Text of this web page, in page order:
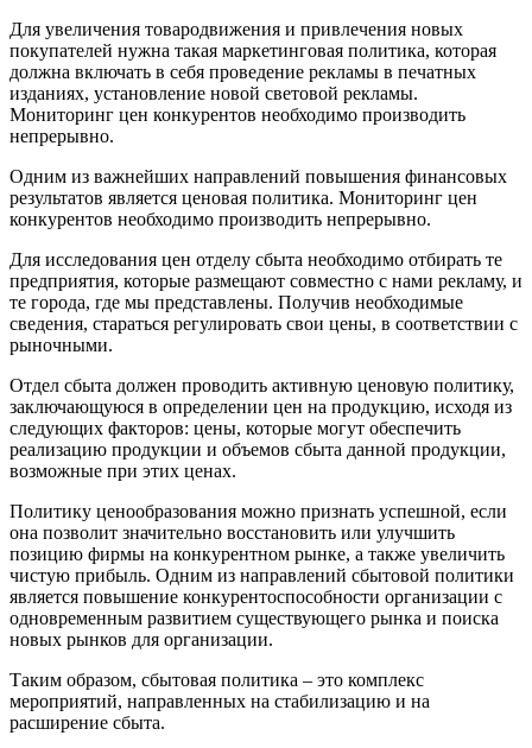
Для увеличения товародвижения и привлечения новых
покупателей нужна такая маркетинговая политика, которая
должна включать в себя проведение рекламы в печатных
изданиях, установление новой световой рекламы.
Мониторинг цен конкурентов необходимо производить
непрерывно.
Одним из важнейших направлений повышения финансовых
результатов является ценовая политика. Мониторинг цен
конкурентов необходимо производить непрерывно.
Для исследования цен отделу сбыта необходимо отбирать те
предприятия, которые размещают совместно с нами рекламу, и
те города, где мы представлены. Получив необходимые
сведения, стараться регулировать свои цены, в соответствии с
рыночными.
Отдел сбыта должен проводить активную ценовую политику,
заключающуюся в определении цен на продукцию, исходя из
следующих факторов: цены, которые могут обеспечить
реализацию продукции и объемов сбыта данной продукции,
возможные при этих ценах.
Политику ценообразования можно признать успешной, если
она позволит значительно восстановить или улучшить
позицию фирмы на конкурентном рынке, а также увеличить
чистую прибыль. Одним из направлений сбытовой политики
является повышение конкурентоспособности организации с
одновременным развитием существующего рынка и поиска
новых рынков для организации.
Таким образом, сбытовая политика – это комплекс
мероприятий, направленных на стабилизацию и на
расширение сбыта.